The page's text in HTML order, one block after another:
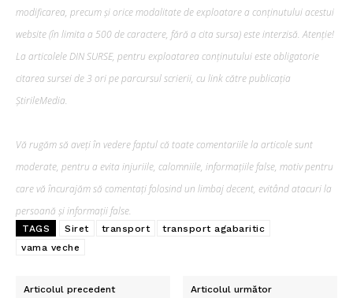
modificarea, precum şi orice modalitate de exploatare a conținutului acestui
website (în limita a 500 de caractere, fără a cita sursa) este interzisă. Atenție!
La articolele DIN SURSE, pentru exploatarea conținutului este obligatorie
citarea sursei de 3 ori pe parcursul scrierii, cu link către publicația
ȘtirileMedia.
Vă rugăm să aveți în vedere faptul că toate comentariile la articole sunt
moderate, pentru a evita injuriile, calomniile, informațiile false, motiv pentru
care vă încurajăm să comentați folosind un limbaj decent, evitând atacuri la
persoană și informații false.
TAGS Siret transport
transport agabaritic
vama veche
Articolul precedent Articolul următor